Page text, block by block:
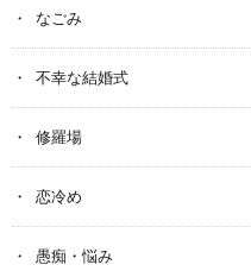
なごみ
不幸な結婚式
修羅場
恋冷め
愚痴・悩み